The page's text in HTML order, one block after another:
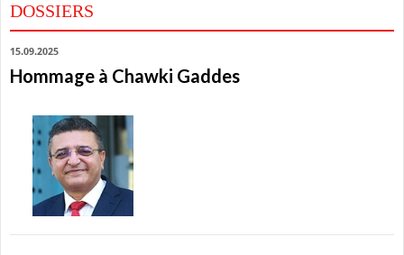
DOSSIERS
15.09.2025
Hommage à Chawki Gaddes